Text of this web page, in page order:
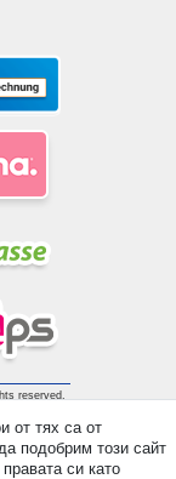
reserved.
от тях са от
подобрим този сайт
си като